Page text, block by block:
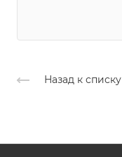
Назад к списку